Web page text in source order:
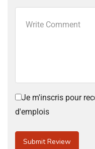
Je m'inscris pour
d'emplois